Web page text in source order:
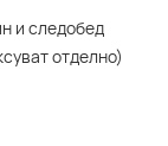
и следобед
отделно)